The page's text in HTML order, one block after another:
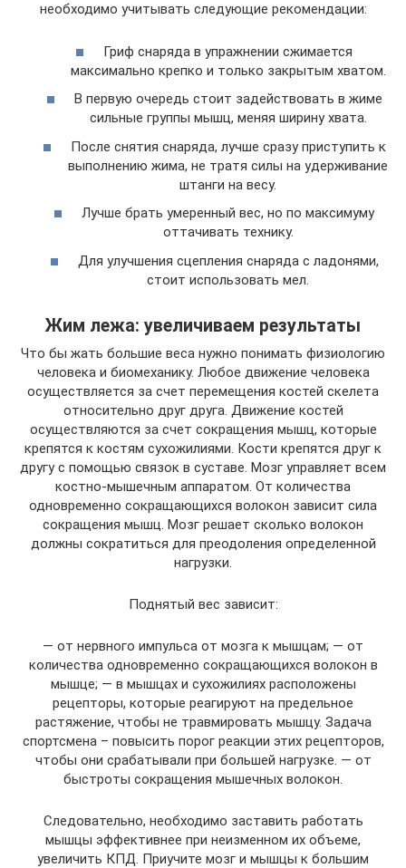
необходимо учитывать следующие рекомендации:
Гриф снаряда в упражнении сжимается
максимально крепко и только закрытым хватом.
В первую очередь стоит задействовать в жиме
сильные группы мышц, меняя ширину хвата.
После снятия снаряда, лучше сразу приступить к
выполнению жима, не тратя силы на удерживание
штанги на весу.
Лучше брать умеренный вес, но по максимуму
оттачивать технику.
Для улучшения сцепления снаряда с ладонями,
стоит использовать мел.
Жим лежа: увеличиваем результаты
Что бы жать большие веса нужно понимать физиологию
человека и биомеханику. Любое движение человека
осуществляется за счет перемещения костей скелета
относительно друг друга. Движение костей
осуществляются за счет сокращения мышц, которые
крепятся к костям сухожилиями. Кости крепятся друг к
другу с помощью связок в суставе. Мозг управляет всем
костно-мышечным аппаратом. От количества
одновременно сокращающихся волокон зависит сила
сокращения мышц. Мозг решает сколько волокон
должны сократиться для преодоления определенной
нагрузки.
Поднятый вес зависит:
— от нервного импульса от мозга к мышцам; — от
количества одновременно сокращающихся волокон в
мышце; — в мышцах и сухожилиях расположены
рецепторы, которые реагируют на предельное
растяжение, чтобы не травмировать мышцу. Задача
спортсмена – повысить порог реакции этих рецепторов,
чтобы они срабатывали при большей нагрузке. — от
быстроты сокращения мышечных волокон.
Следовательно, необходимо заставить работать
мышцы эффективнее при неизменном их объеме,
увеличить КПД. Приучите мозг и мышцы к большим